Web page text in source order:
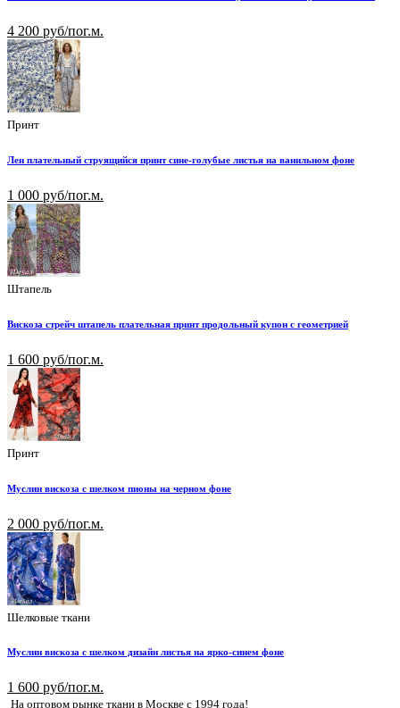
4 200 руб/пог.м.
Принт
Лен плательный струящийся принт сине-голубые листья на ванильном фоне
1 000 руб/пог.м.
Штапель
Вискоза стрейч штапель плательная принт продольный купон с геометрией
1 600 руб/пог.м.
Принт
Муслин вискоза с шелком пионы на черном фоне
2 000 руб/пог.м.
Шелковые ткани
Муслин вискоза с шелком дизайн листья на ярко-синем фоне
1 600 руб/пог.м.
На оптовом рынке ткани в Москве с 1994 года!